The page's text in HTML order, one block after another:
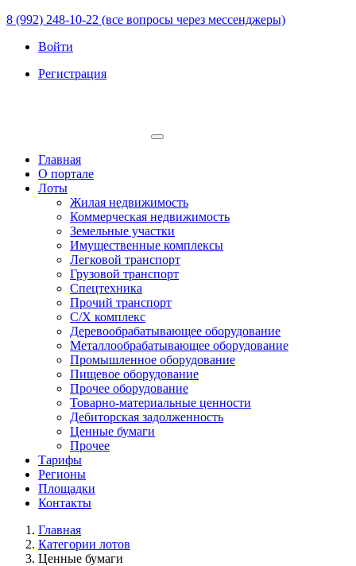
8 (992) 248-10-22 (все вопросы через мессенджеры)
Войти
Регистрация
Главная
О портале
Лоты
Жилая недвижимость
Коммерческая недвижимость
Земельные участки
Имущественные комплексы
Легковой транспорт
Грузовой транспорт
Спецтехника
Прочий транспорт
С/Х комплекс
Деревообрабатывающее оборудование
Металлообрабатывающее оборудование
Промышленное оборудование
Пищевое оборудование
Прочее оборудование
Товарно-материальные ценности
Дебиторская задолженность
Ценные бумаги
Прочее
Тарифы
Регионы
Площадки
Контакты
Главная
Категории лотов
Ценные бумаги